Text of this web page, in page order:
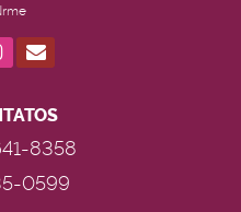
8358
0599